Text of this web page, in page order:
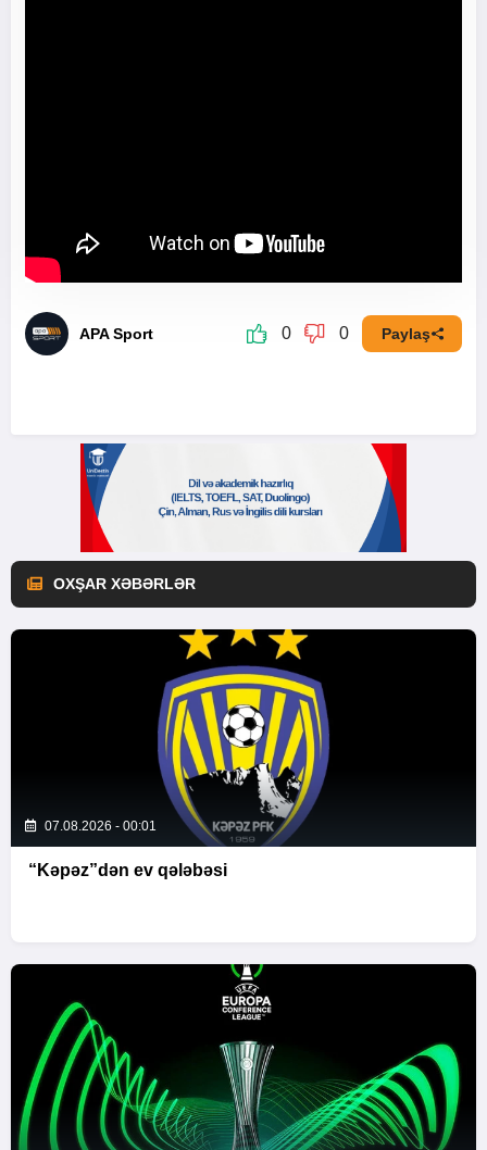
APA Sport 0 0 Paylaş
OXŞAR XƏBƏRLƏR
07.08.2026 - 00:01
“Kəpəz”dən ev qələbəsi